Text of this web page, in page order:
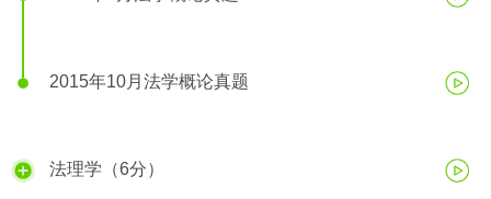
2015年10月法学概论真题
法理学（6分）